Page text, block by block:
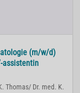
(m/w/d)
assistentin
Thomas/ Dr. med. K.